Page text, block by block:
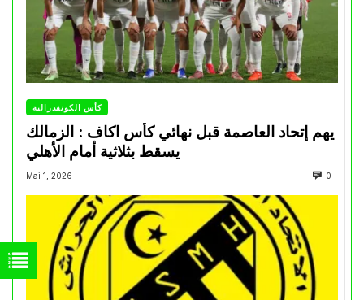
كأس الكونفدرالية
يهم إتحاد العاصمة قبل نهائي كأس اكاف : الزمالك
Mai 1, 2026 0